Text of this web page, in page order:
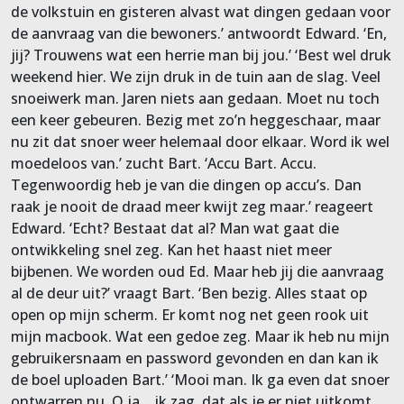
de volkstuin en gisteren alvast wat dingen gedaan voor
de aanvraag van die bewoners.’ antwoordt Edward. ‘En,
jij? Trouwens wat een herrie man bij jou.’ ‘Best wel druk
weekend hier. We zijn druk in de tuin aan de slag. Veel
snoeiwerk man. Jaren niets aan gedaan. Moet nu toch
een keer gebeuren. Bezig met zo’n heggeschaar, maar
nu zit dat snoer weer helemaal door elkaar. Word ik wel
moedeloos van.’ zucht Bart. ‘Accu Bart. Accu.
Tegenwoordig heb je van die dingen op accu’s. Dan
raak je nooit de draad meer kwijt zeg maar.’ reageert
Edward. ‘Echt? Bestaat dat al? Man wat gaat die
ontwikkeling snel zeg. Kan het haast niet meer
bijbenen. We worden oud Ed. Maar heb jij die aanvraag
al de deur uit?’ vraagt Bart. ‘Ben bezig. Alles staat op
open op mijn scherm. Er komt nog net geen rook uit
mijn macbook. Wat een gedoe zeg. Maar ik heb nu mijn
gebruikersnaam en password gevonden en dan kan ik
de boel uploaden Bart.’ ‘Mooi man. Ik ga even dat snoer